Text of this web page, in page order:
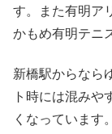
す。また有明ア
かもめ有明テニ
新橋駅からなら
ト時には混みや
くなっています。